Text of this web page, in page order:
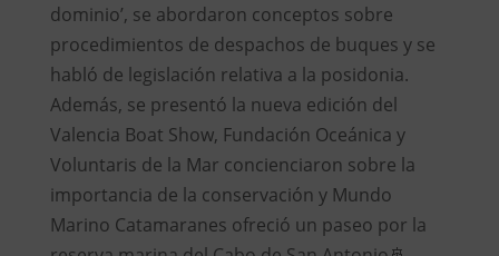
dominio’, se abordaron conceptos sobre
procedimientos de despachos de buques y se
habló de legislación relativa a la posidonia.
Además, se presentó la nueva edición del
Valencia Boat Show, Fundación Oceánica y
Voluntaris de la Mar concienciaron sobre la
importancia de la conservación y Mundo
Marino Catamaranes ofreció un paseo por la